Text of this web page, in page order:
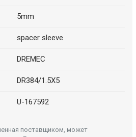
5mm
spacer sleeve
DREMEC
DR384/1.5X5
U-167592
поставщиком, может